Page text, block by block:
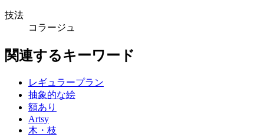
技法
コラージュ
関連するキーワード
レギュラープラン
抽象的な絵
額あり
Artsy
木・枝